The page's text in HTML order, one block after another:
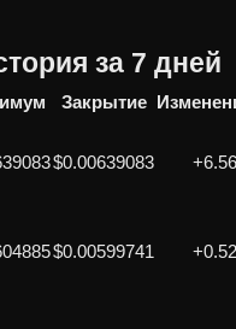
за 7 дней
Закрытие
$0.00639083
$0.00599741